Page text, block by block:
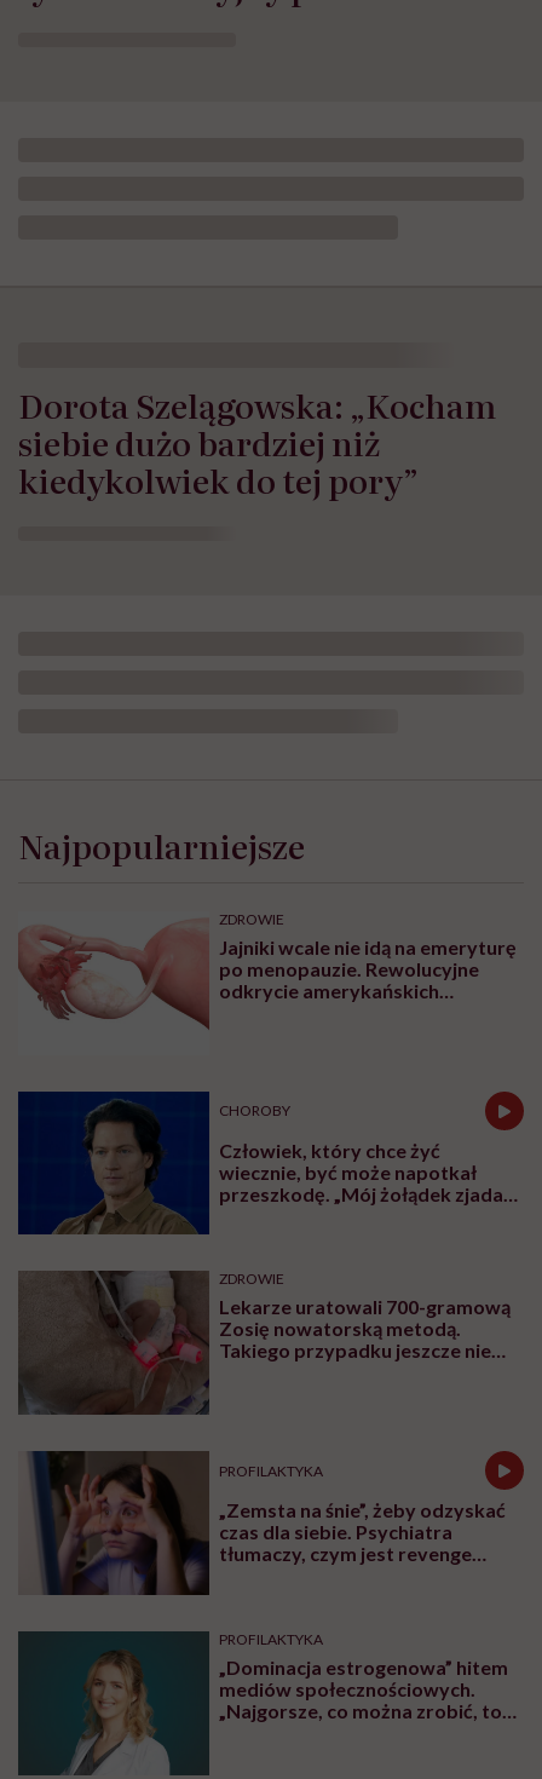
Dorota Szelągowska: „Kocham
siebie dużo bardziej niż
kiedykolwiek do tej pory”
Najpopularniejsze
ZDROWIE
Jajniki wcale nie idą na emeryturę
po menopauzie. Rewolucyjne
odkrycie amerykańskich
CHOROBY
Człowiek, który chce żyć
wiecznie, być może napotkał
przeszkodę. „Mój żołądek zjada
ZDROWIE
Lekarze uratowali 700-gramową
Zosię nowatorską metodą.
Takiego przypadku jeszcze nie
PROFILAKTYKA
„Zemsta na śnie”, żeby odzyskać
czas dla siebie. Psychiatra
tłumaczy, czym jest revenge
PROFILAKTYKA
„Dominacja estrogenowa” hitem
mediów społecznościowych.
„Najgorsze, co można zrobić, to